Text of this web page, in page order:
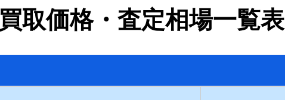
買取価格・査定相場一覧表